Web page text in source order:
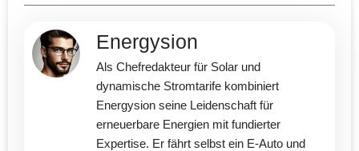
Energysion
Als Chefredakteur für Solar und
dynamische Stromtarife kombiniert
Energysion seine Leidenschaft für
erneuerbare Energien mit fundierter
Expertise. Er fährt selbst ein E-Auto und